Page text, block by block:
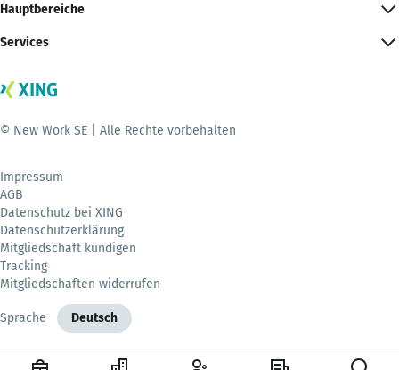
Hauptbereiche
Services
© New Work SE | Alle Rechte vorbehalten
Impressum
AGB
Datenschutz bei XING
Datenschutzerklärung
Mitgliedschaft kündigen
Tracking
Mitgliedschaften widerrufen
Sprache Deutsch